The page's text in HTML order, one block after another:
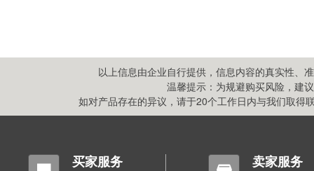
以上信息由企业自行提供，信息内容的真实性、
温馨提示：为规避购买风险，建
如对产品存在的异议，请于20个工作日内与我们取得
买家服务 卖家服务